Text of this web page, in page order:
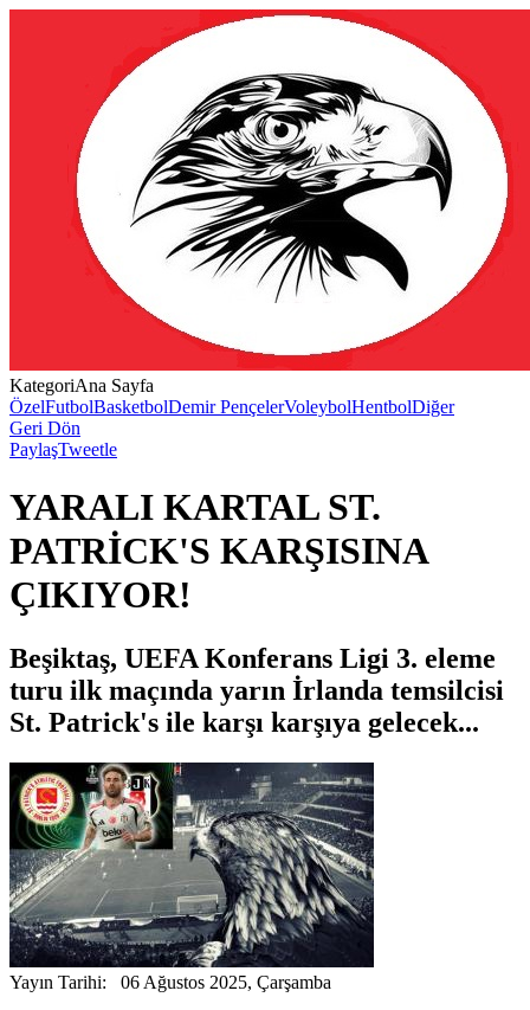
KategoriAna Sayfa
ÖzelFutbolBasketbolDemir PençelerVoleybolHentbolDiğer
Geri Dön
PaylaşTweetle
YARALI KARTAL ST.
PATRİCK'S KARŞISINA
ÇIKIYOR!
Beşiktaş, UEFA Konferans Ligi 3. eleme
turu ilk maçında yarın İrlanda temsilcisi
St. Patrick's ile karşı karşıya gelecek...
Yayın Tarihi: 06 Ağustos 2025, Çarşamba